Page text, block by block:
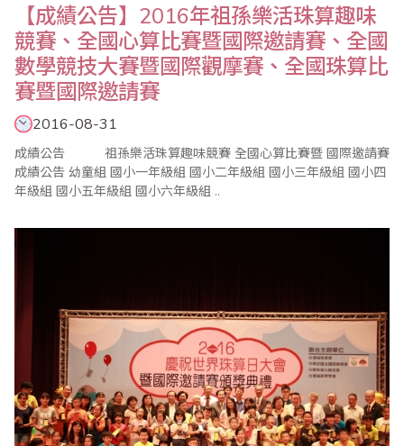
【成績公告】2016年祖孫樂活珠算趣味
競賽、全國心算比賽暨國際邀請賽、全國
數學競技大賽暨國際觀摩賽、全國珠算比
賽暨國際邀請賽
2016-08-31
成績公告 祖孫樂活珠算趣味競賽 全國心算比賽暨 國際邀請賽
成績公告 幼童組 國小一年級組 國小二年級組 國小三年級組 國小四
年級組 國小五年級組 國小六年級組 ..